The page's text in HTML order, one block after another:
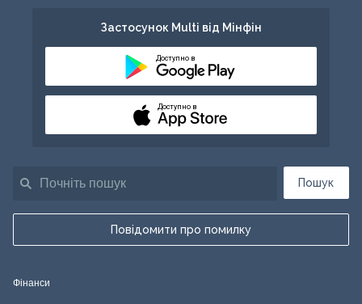
Пошук
Повідомити про помилку
Застосунок Multi від Мінфін
Доступно в
Доступно в
Фінанси